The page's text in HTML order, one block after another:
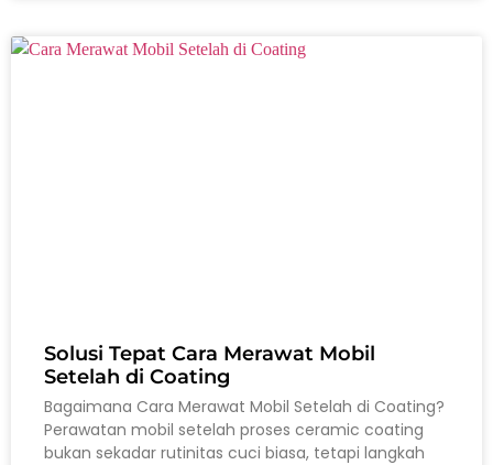
Solusi Tepat Cara Merawat Mobil
Setelah di Coating
Bagaimana Cara Merawat Mobil Setelah di Coating?
Perawatan mobil setelah proses ceramic coating
bukan sekadar rutinitas cuci biasa, tetapi langkah